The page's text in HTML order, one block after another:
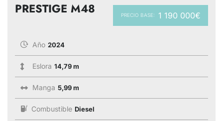
PRECIO BASE: 1 190 000€
PRESTIGE M48
Año 2024
Eslora 14,79 m
Manga 5,99 m
Combustible Diesel